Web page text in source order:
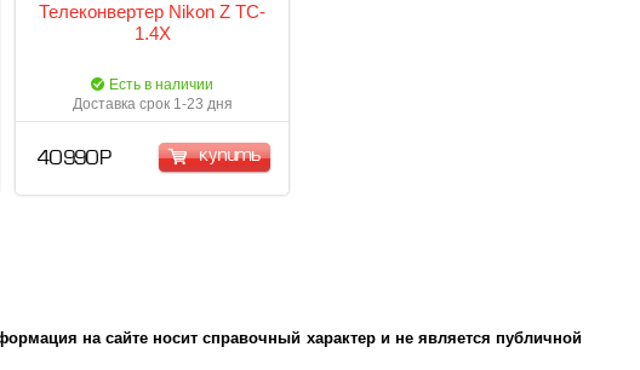
Телеконвертер Nikon Z TC-
1.4X
Есть в наличии
Доставка срок 1-23 дня
40 990 Р купить
на сайте носит справочный характер и не является публичной